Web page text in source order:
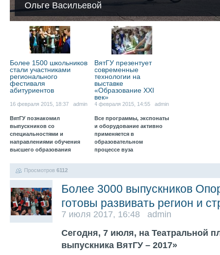
Ольге Васильевой
Более 1500 школьников
стали участниками
регионального
фестиваля
абитуриентов
16 февраля 2015, 18:37 admin
ВятГУ познакомил
выпускников со
специальностями и
направлениями обучения
высшего образования
ВятГУ презентует
современные
технологии на
выставке
«Образование XXI
век»
4 февраля 2015, 14:55 admin
Все программы, экспонаты
и оборудование активно
применяется в
образовательном
процессе вуза
Просмотров 6112
Более 3000 выпускников
готовы развивать регион и
7 июля 2017, 16:48 admin
Сегодня, 7 июля, на Театральной
выпускника ВятГУ – 2017»